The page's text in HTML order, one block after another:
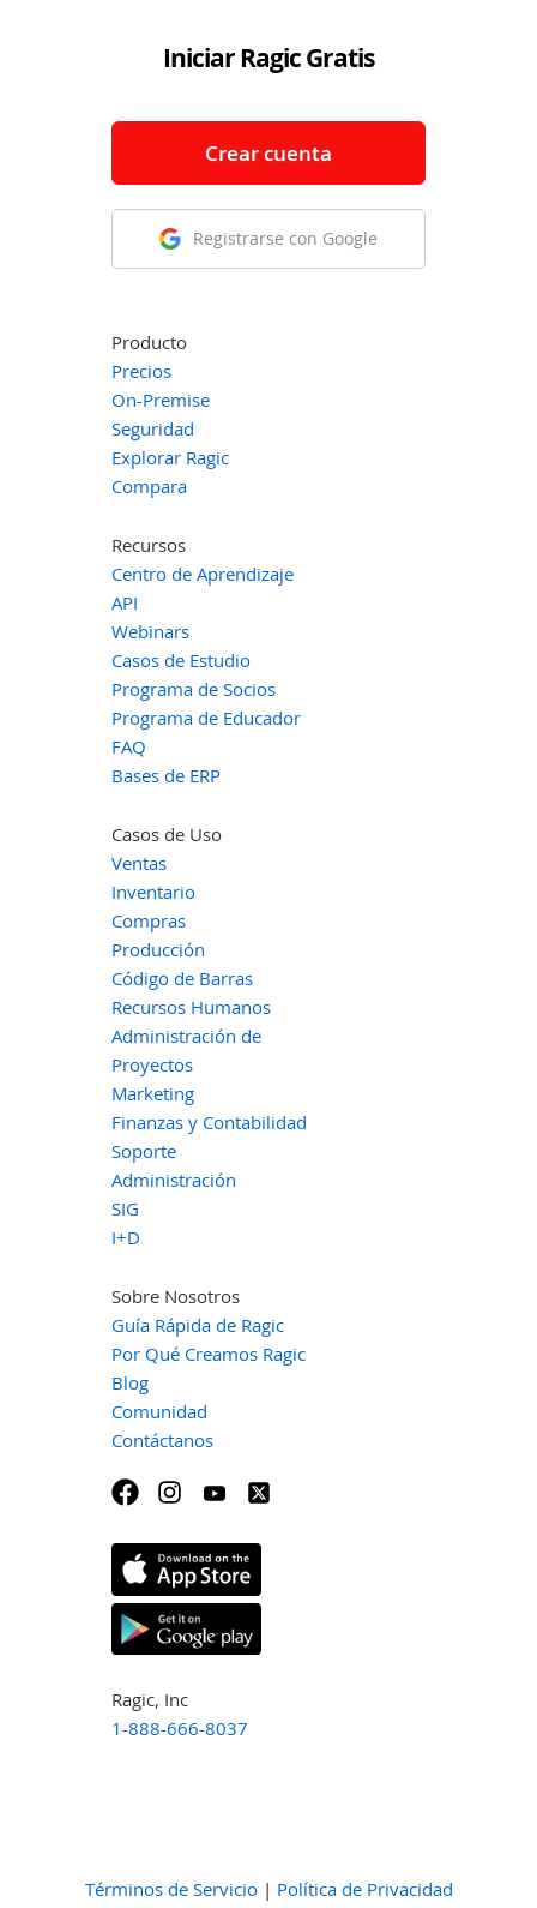
Iniciar Ragic Gratis
Crear cuenta
Registrarse con Google
Producto
Precios
On-Premise
Seguridad
Explorar Ragic
Compara
Recursos
Centro de Aprendizaje
API
Webinars
Casos de Estudio
Programa de Socios
Programa de Educador
FAQ
Bases de ERP
Casos de Uso
Ventas
Inventario
Compras
Producción
Código de Barras
Recursos Humanos
Administración de
Proyectos
Marketing
Finanzas y Contabilidad
Soporte
Administración
SIG
I+D
Sobre Nosotros
Guía Rápida de Ragic
Por Qué Creamos Ragic
Blog
Comunidad
Contáctanos
Ragic, Inc
1-888-666-8037
Términos de Servicio| Política de Privacidad